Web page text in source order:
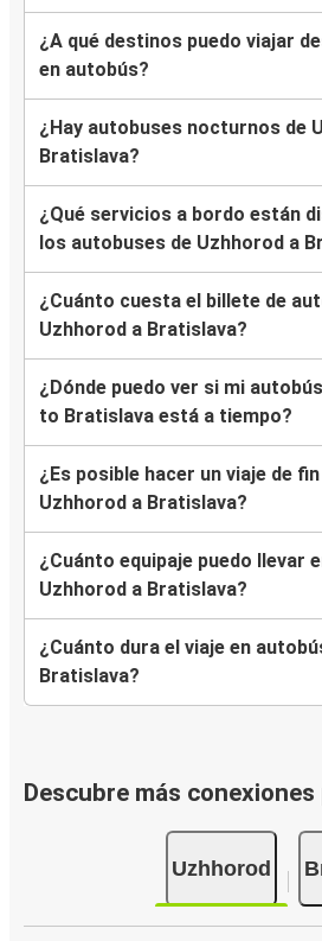
¿A qué destinos puedo viajar
en autobús?
¿Hay autobuses nocturnos de
Bratislava?
¿Qué servicios a bordo están
los autobuses de Uzhhorod a
¿Cuánto cuesta el billete de
Uzhhorod a Bratislava?
¿Dónde puedo ver si mi
to Bratislava está a tiempo?
¿Es posible hacer un viaje de
Uzhhorod a Bratislava?
¿Cuánto equipaje puedo llevar
Uzhhorod a Bratislava?
¿Cuánto dura el viaje en
Bratislava?
Descubre más
Uzhhorod